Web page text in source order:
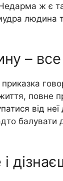
ж є
–
повне
від
балувати